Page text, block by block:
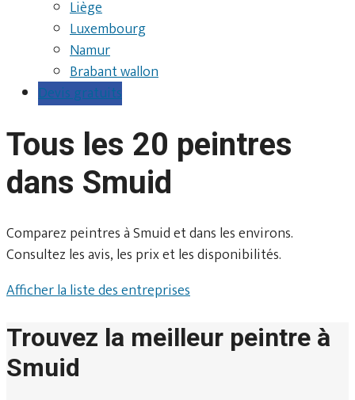
Liège
Luxembourg
Namur
Brabant wallon
Devis gratuits
Tous les 20 peintres
dans Smuid
Comparez peintres à Smuid et dans les environs.
Consultez les avis, les prix et les disponibilités.
Afficher la liste des entreprises
Trouvez la meilleur peintre à
Smuid